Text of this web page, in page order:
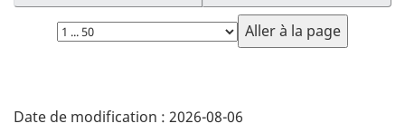
d
e
n
Choisissez
la
Date de modification : 2026-08-06